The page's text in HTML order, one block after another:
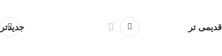
جدیدتر قدیمی تر